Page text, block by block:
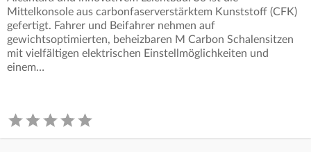
Mittelkonsole aus carbonfaserverstärktem Kunststoff (CFK)
gefertigt. Fahrer und Beifahrer nehmen auf
gewichtsoptimierten, beheizbaren M Carbon Schalensitzen
mit vielfältigen elektrischen Einstellmöglichkeiten und
einem…